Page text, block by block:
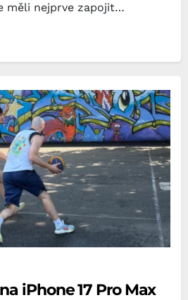
měli nejprve zapojit…
iPhone 17 Pro Max